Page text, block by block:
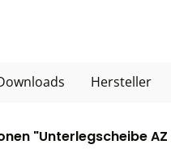
Hersteller
"Unterlegscheibe